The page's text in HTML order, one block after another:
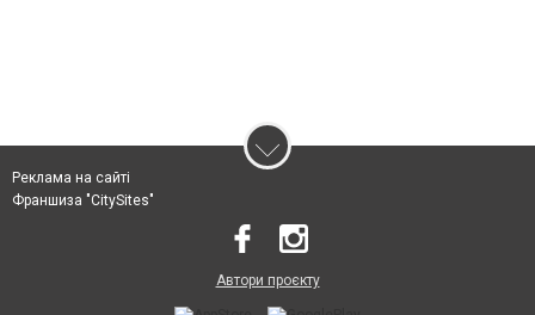
Реклама на сайті
Франшиза "CitySites"
Автори проєкту